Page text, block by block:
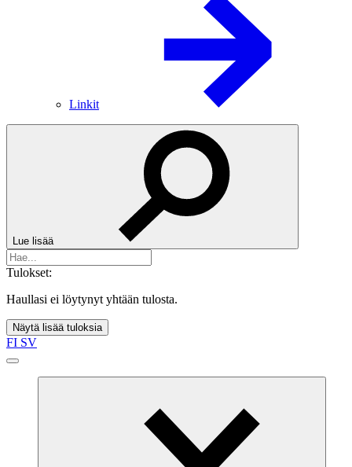
Linkit
Lue lisää
Tulokset:
Haullasi ei löytynyt yhtään tulosta.
Näytä lisää tuloksia
FI SV